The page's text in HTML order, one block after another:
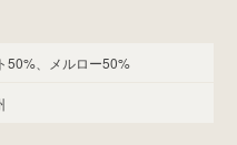
50%、メルロー50%